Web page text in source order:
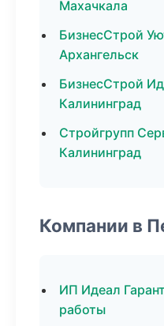
Махачкала
БизнесСтрой
Архангельск
БизнесСтрой
Калининград
Стройгрупп
Калининград
Компании в
ИП Идеал
работы